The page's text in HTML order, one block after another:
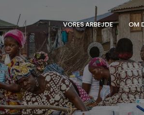
VORES ARBEJDE OM